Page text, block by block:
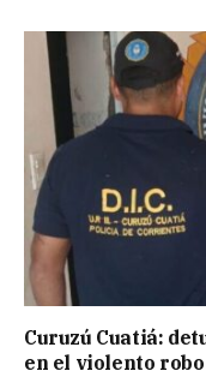
Curuzú Cuatiá:
en el violento